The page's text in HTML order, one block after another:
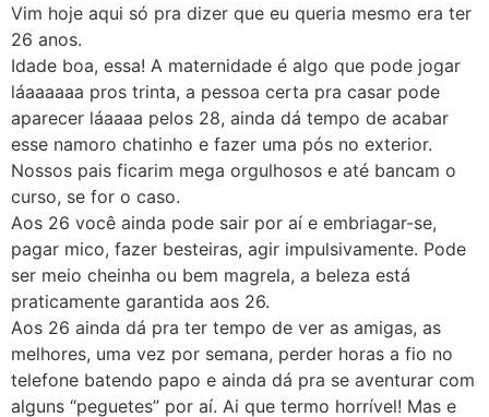
Vim hoje aqui só pra dizer que eu queria mesmo era ter
26 anos.
Idade boa, essa! A maternidade é algo que pode jogar
láaaaaaa pros trinta, a pessoa certa pra casar pode
aparecer láaaaa pelos 28, ainda dá tempo de acabar
esse namoro chatinho e fazer uma pós no exterior.
Nossos pais ficarim mega orgulhosos e até bancam o
curso, se for o caso.
Aos 26 você ainda pode sair por aí e embriagar-se,
pagar mico, fazer besteiras, agir impulsivamente. Pode
ser meio cheinha ou bem magrela, a beleza está
praticamente garantida aos 26.
Aos 26 ainda dá pra ter tempo de ver as amigas, as
melhores, uma vez por semana, perder horas a fio no
telefone batendo papo e ainda dá pra se aventurar com
alguns “peguetes” por aí. Ai que termo horrível! Mas e